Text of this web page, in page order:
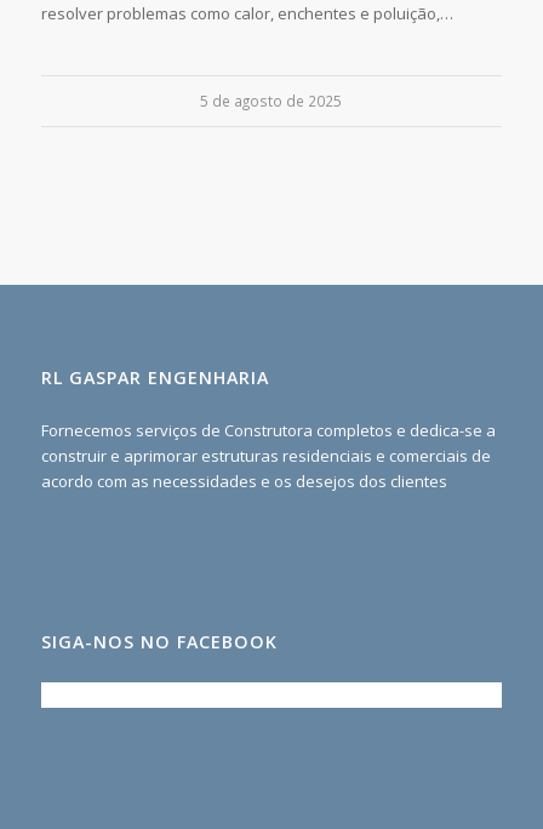
resolver problemas como calor, enchentes e poluição,…
5 de agosto de 2025
RL GASPAR ENGENHARIA
Fornecemos serviços de Construtora completos e dedica-se a
construir e aprimorar estruturas residenciais e comerciais de
acordo com as necessidades e os desejos dos clientes
SIGA-NOS NO FACEBOOK